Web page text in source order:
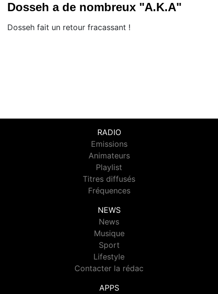
Dosseh a de nombreux "A.K.A"
Dosseh fait un retour fracassant !
RADIO
Emissions
Animateurs
Playlist
Titres diffusés
Fréquences
NEWS
News
Musique
Sport
Lifestyle
Contacter la rédac
APPS